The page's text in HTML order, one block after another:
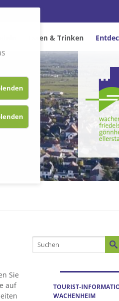
Essen & Trinken
Sie
auf
TOURIST-
WACHENHEIM